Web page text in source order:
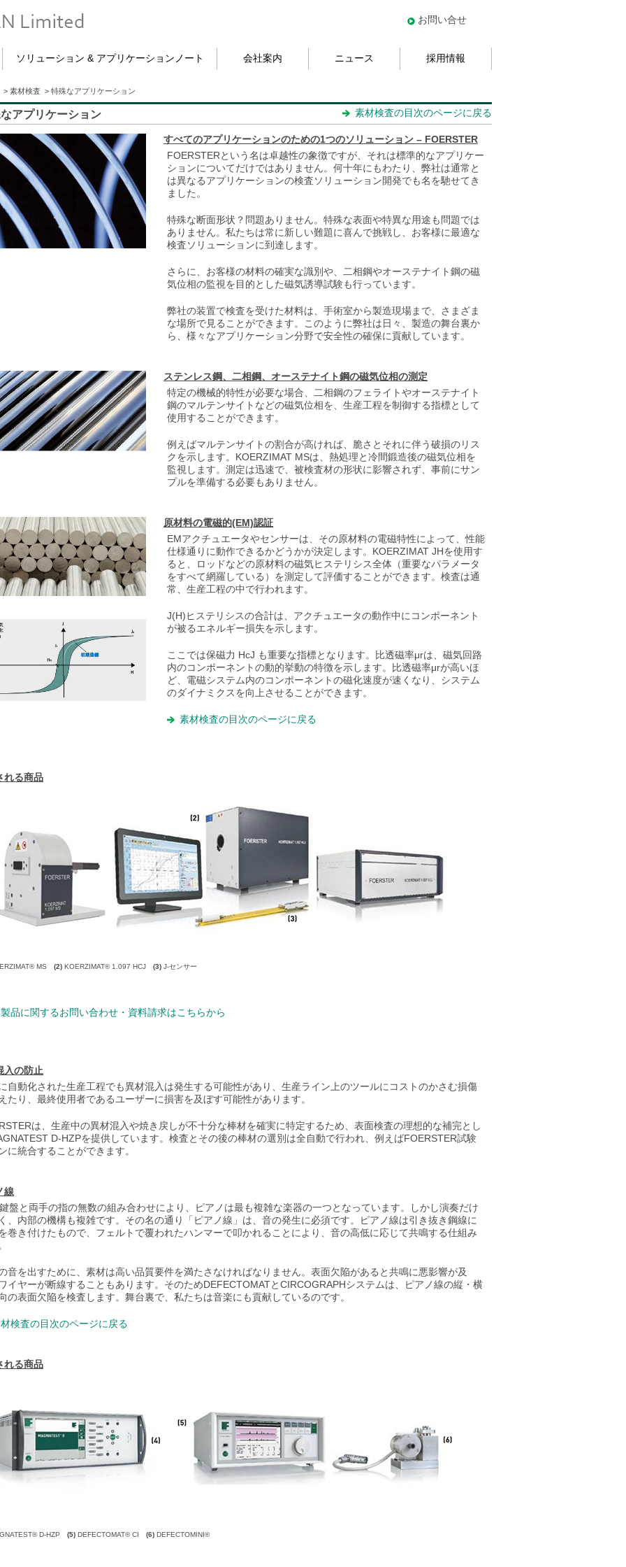
お問い合せ
ソリューション & アプリケーションノート 会社案内 ニュース 採用情報
> 素材検査 > 特殊なアプリケーション
アプリケーション 素材検査の目次のページに戻る
すべてのアプリケーションのための1つのソリューション – FOERSTER
FOERSTERという名は卓越性の象徴ですが、それは標準的なアプリケー
ションについてだけではありません。何十年にもわたり、弊社は通常と
は異なるアプリケーションの検査ソリューション開発でも名を馳せてき
ました。
特殊な断面形状？問題ありません。特殊な表面や特異な用途も問題では
ありません。私たちは常に新しい難題に喜んで挑戦し、お客様に最適な
検査ソリューションに到達します。
さらに、お客様の材料の確実な識別や、二相鋼やオーステナイト鋼の磁
気位相の監視を目的とした磁気誘導試験も行っています。
弊社の装置で検査を受けた材料は、手術室から製造現場まで、さまざま
な場所で見ることができます。このように弊社は日々、製造の舞台裏か
ら、様々なアプリケーション分野で安全性の確保に貢献しています。
ステンレス鋼、二相鋼、オーステナイト鋼の磁気位相の測定
特定の機械的特性が必要な場合、二相鋼のフェライトやオーステナイト
鋼のマルテンサイトなどの磁気位相を、生産工程を制御する指標として
使用することができます。
例えばマルテンサイトの割合が高ければ、脆さとそれに伴う破損のリス
クを示します。KOERZIMAT MSは、熱処理と冷間鍛造後の磁気位相を
監視します。測定は迅速で、被検査材の形状に影響されず、事前にサン
プルを準備する必要もありません。
原材料の電磁的(EM)認証
EMアクチュエータやセンサーは、その原材料の電磁特性によって、性能
仕様通りに動作できるかどうかが決定します。KOERZIMAT JHを使用す
ると、ロッドなどの原材料の磁気ヒステリシス全体（重要なパラメータ
をすべて網羅している）を測定して評価することができます。検査は通
常、生産工程の中で行われます。
J(H)ヒステリシスの合計は、アクチュエータの動作中にコンポーネント
が被るエネルギー損失を示します。
ここでは保磁力 HcJ も重要な指標となります。比透磁率μrは、磁気回路
内のコンポーネントの動的挙動の特徴を示します。比透磁率μrが高いほ
ど、電磁システム内のコンポーネントの磁化速度が速くなり、システム
のダイナミクスを向上させることができます。
素材検査の目次のページに戻る
れる商品
MS (2) KOERZIMAT® 1.097 HCJ (3) J-センサー
品に関するお問い合わせ・資料請求はこちらから
入の防止
自動化された生産工程でも異材混入は発生する可能性があり、生産ライン上のツールにコストのかさむ損傷
たり、最終使用者であるユーザーに損害を及ぼす可能性があります。
は、生産中の異材混入や焼き戻しが不十分な棒材を確実に特定するため、表面検査の理想的な補完とし
D-HZPを提供しています。検査とその後の棒材の選別は全自動で行われ、例えばFOERSTER試験
に統合することができます。
線
盤と両手の指の無数の組み合わせにより、ピアノは最も複雑な楽器の一つとなっています。しかし演奏だけ
、内部の機構も複雑です。その名の通り「ピアノ線」は、音の発生に必須です。ピアノ線は引き抜き鋼線に
巻き付けたもので、フェルトで覆われたハンマーで叩かれることにより、音の高低に応じて共鳴する仕組み
音を出すために、素材は高い品質要件を満たさなければなりません。表面欠陥があると共鳴に悪影響が及
イヤーが断線することもあります。そのためDEFECTOMATとCIRCOGRAPHシステムは、ピアノ線の縦・横
の表面欠陥を検査します。舞台裏で、私たちは音楽にも貢献しているのです。
検査の目次のページに戻る
れる商品
D-HZP (5) DEFECTOMAT® CI (6) DEFECTOMINI®